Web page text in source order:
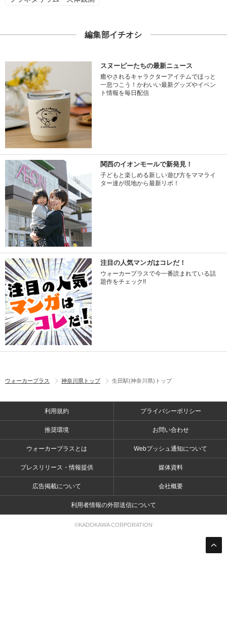
編集部イチオシ
スヌーピーたちの最新ニュース
癒やされるキャラクターアイテムでほっと
一息つこう！かわいい最新グッズやイベン
ト情報を毎日配信
関西のイオンモールで新発見！
子どもと楽しめる新しい遊び方をママライ
ター達が現地から最新リポ！
注目の人気マンガはコレだ！
ウォーカープラスで今一番読まれている話
題作をチェック!!
ウォーカープラス 神奈川県トップ 生田駅(神奈川県)トップ
利用規約 プライバシーポリシー
推奨環境 お問い合わせ
ウォーカープラスとは Webプッシュ通知について
プレスリリース・情報提供 媒体資料
広告掲載について 会社概要
利用者情報の外部送信について
©KADOKAWA CORPORATION